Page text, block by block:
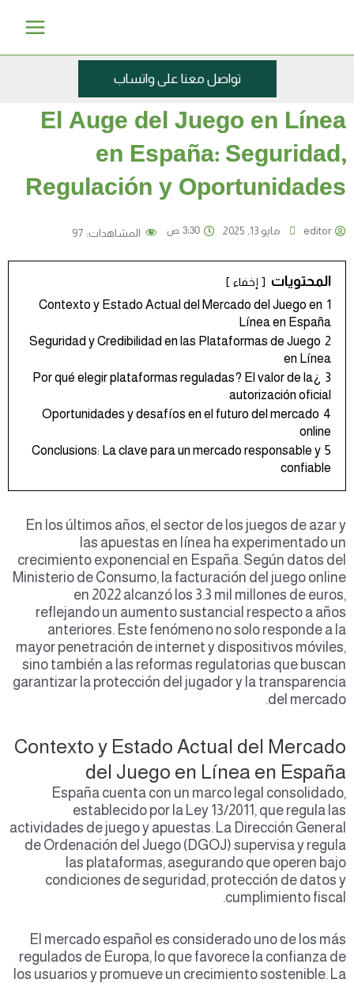
تواصل معنا على واتساب
El Auge del Juego en Línea
en España: Seguridad,
Regulación y Oportunidades
editor مايو 13, 2025 3:30 ص المشاهدات: 97
المحتويات إخفاء
1
Contexto y Estado Actual del Mercado del Juego en
Línea en España
2
Seguridad y Credibilidad en las Plataformas de Juego
en Línea
3
¿Por qué elegir plataformas reguladas? El valor de la
autorización oficial
4
Oportunidades y desafíos en el futuro del mercado
online
5
Conclusions: La clave para un mercado responsable y
confiable
En los últimos años, el sector de los juegos de azar y
las apuestas en línea ha experimentado un
crecimiento exponencial en España. Según datos del
Ministerio de Consumo, la facturación del juego online
en 2022 alcanzó los 3.3 mil millones de euros,
reflejando un aumento sustancial respecto a años
anteriores. Este fenómeno no solo responde a la
mayor penetración de internet y dispositivos móviles,
sino también a las reformas regulatorias que buscan
garantizar la protección del jugador y la transparencia
del mercado.
Contexto y Estado Actual del Mercado
del Juego en Línea en España
España cuenta con un marco legal consolidado,
establecido por la Ley 13/2011, que regula las
actividades de juego y apuestas. La Dirección General
de Ordenación del Juego (DGOJ) supervisa y regula
las plataformas, asegurando que operen bajo
condiciones de seguridad, protección de datos y
cumplimiento fiscal.
El mercado español es considerado uno de los más
regulados de Europa, lo que favorece la confianza de
los usuarios y promueve un crecimiento sostenible. La